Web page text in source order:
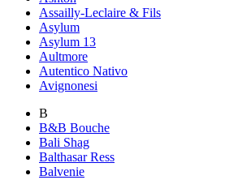
Assailly-Leclaire & Fils
Asylum
Asylum 13
Aultmore
Autentico Nativo
Avignonesi
B
B&B Bouche
Bali Shag
Balthasar Ress
Balvenie